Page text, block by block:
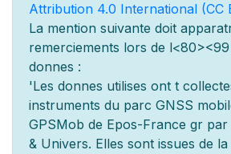
Attribution 4.0 International (CC
La mention suivante doit appara
remerciements lors de l
donnes :
'Les donnes utilises ont t collect
instruments du parc GNSS
GPSMob de Epos-France gr par
& Univers. Elles sont issues de